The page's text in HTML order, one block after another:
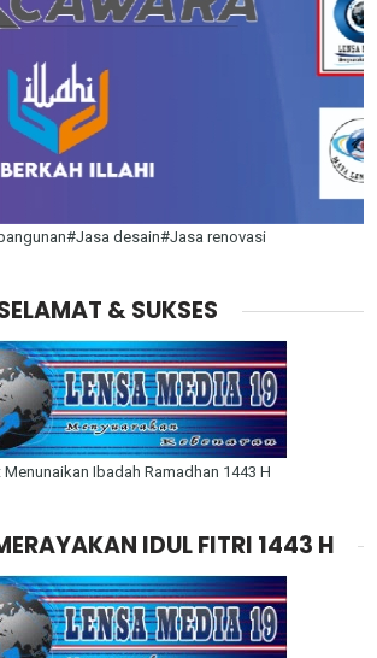
desain#Jasa renovasi
& SUKSES
Menunaikan Ibadah Ramadhan 1443 H
IDUL FITRI 1443 H